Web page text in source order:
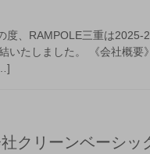
度、RAMPOLE三重は2025-
いたしました。 《会社概要
クリーンベーシッ